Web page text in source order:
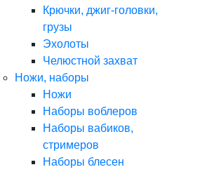
Крючки, джиг-головки,
грузы
Эхолоты
Челюстной захват
Ножи, наборы
Ножи
Наборы воблеров
Наборы вабиков,
стримеров
Наборы блесен